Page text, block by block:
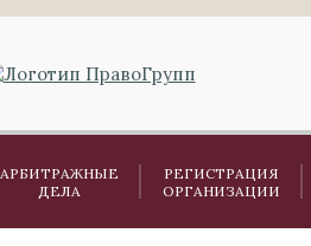
АРБИТРАЖНЫЕ
ДЕЛА
РЕГИСТРАЦИЯ
ОРГАНИЗАЦИИ